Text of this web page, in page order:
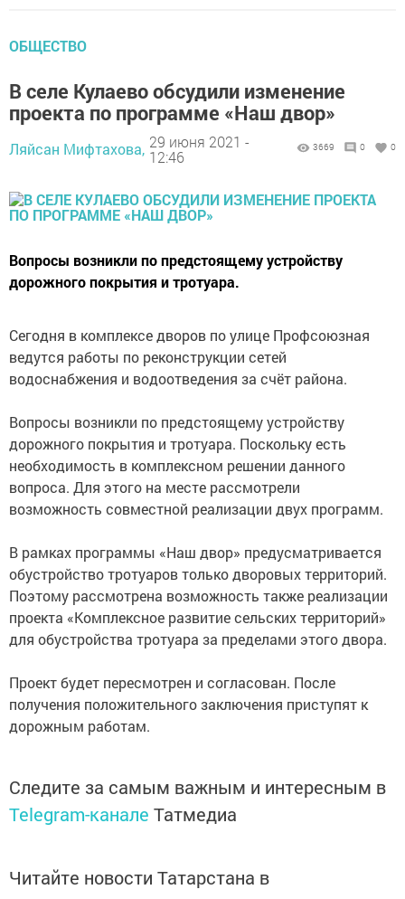
ОБЩЕСТВО
В селе Кулаево обсудили изменение
проекта по программе «Наш двор»
Ляйсан Мифтахова, 29 июня 2021 -
12:46
3669 0 0
Вопросы возникли по предстоящему устройству
дорожного покрытия и тротуара.
Сегодня в комплексе дворов по улице Профсоюзная
ведутся работы по реконструкции сетей
водоснабжения и водоотведения за счёт района.
Вопросы возникли по предстоящему устройству
дорожного покрытия и тротуара. Поскольку есть
необходимость в комплексном решении данного
вопроса. Для этого на месте рассмотрели
возможность совместной реализации двух программ.
В рамках программы «Наш двор» предусматривается
обустройство тротуаров только дворовых территорий.
Поэтому рассмотрена возможность также реализации
проекта «Комплексное развитие сельских территорий»
для обустройства тротуара за пределами этого двора.
Проект будет пересмотрен и согласован. После
получения положительного заключения приступят к
дорожным работам.
Следите за самым важным и интересным в
Telegram-канале Татмедиа
Читайте новости Татарстана в